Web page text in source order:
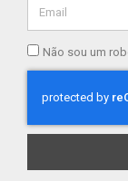
Não sou um